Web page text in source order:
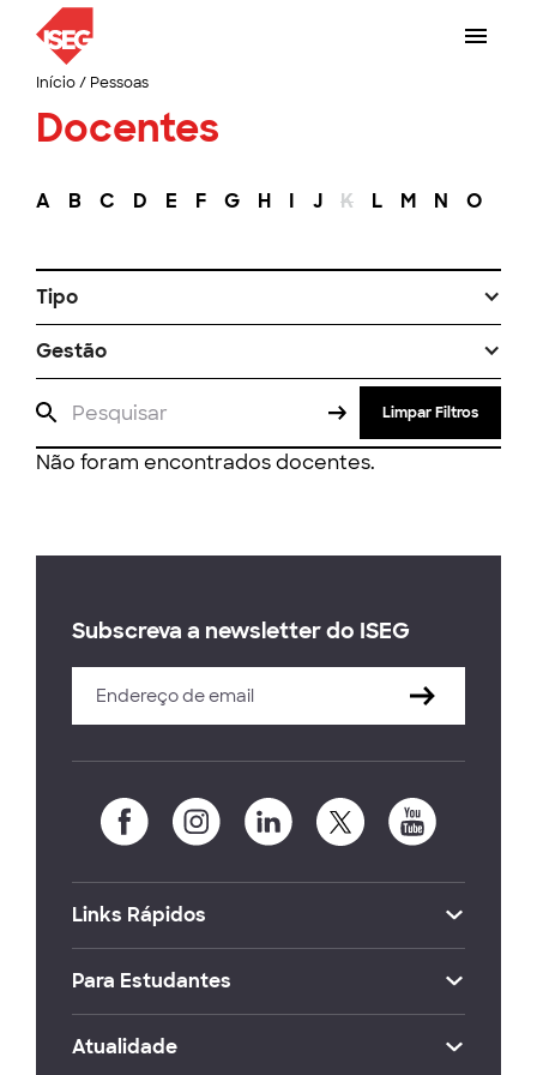
Início/ Pessoas
Docentes
A B C D E F G H I J K L M N O
Tipo
Gestão
Limpar Filtros
Não foram encontrados docentes.
Subscreva a newsletter do ISEG
Links Rápidos
Para Estudantes
Atualidade